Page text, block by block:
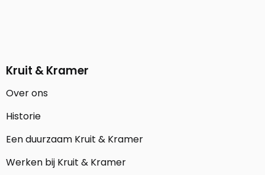
Kruit & Kramer
Over ons
Historie
Een duurzaam Kruit & Kramer
Werken bij Kruit & Kramer